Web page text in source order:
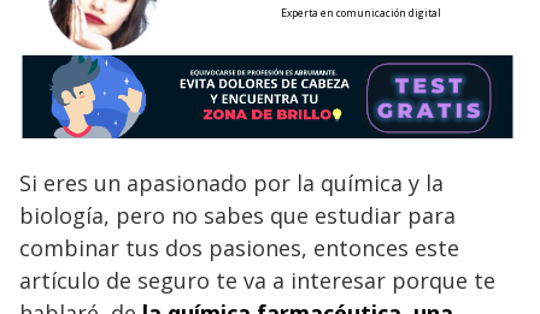
Experta en comunicación digital
Si eres un apasionado por la química y la
biología, pero no sabes que estudiar para
combinar tus dos pasiones, entonces este
artículo de seguro te va a interesar porque te